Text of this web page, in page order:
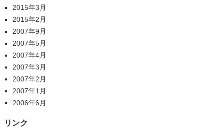
2015年3月
2015年2月
2007年9月
2007年5月
2007年4月
2007年3月
2007年2月
2007年1月
2006年6月
リンク